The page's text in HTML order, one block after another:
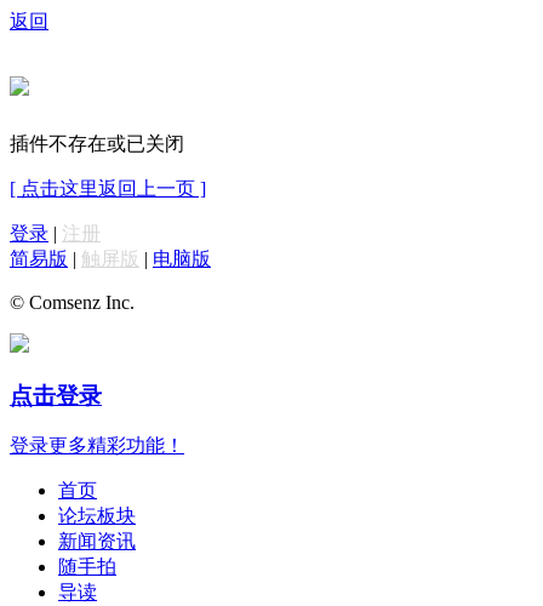
返回
插件不存在或已关闭
[ 点击这里返回上一页 ]
登录 | 注册
简易版 | 触屏版 | 电脑版
© Comsenz Inc.
点击登录
登录更多精彩功能！
首页
论坛板块
新闻资讯
随手拍
导读